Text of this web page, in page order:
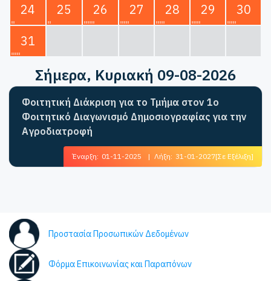
24
25 26 27 28 29
30
31
Σήμερα, Κυριακή 09-08-2026
Φοιτητική Διάκριση για το Τμήμα στον 1ο
Φοιτητικό Διαγωνισμό Δημοσιογραφίας για την
Αγροδιατροφή
Έναρξη: 01-11-2025 | Λήξη: 31-01-2027[Σε Εξέλιξη]
Προστασία Προσωπικών Δεδομένων
Φόρμα Επικοινωνίας και Παραπόνων